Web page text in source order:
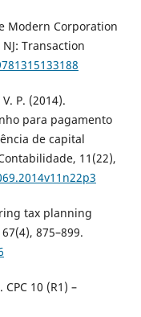
Modern Corporation
Transaction
P. (2014).
para pagamento
de capital
11(22),
tax planning
875–899.
10 (R1) –